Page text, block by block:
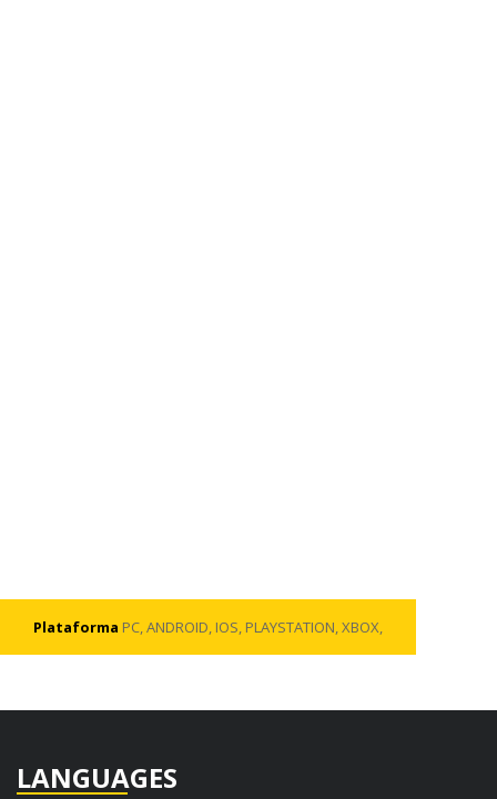
Plataforma PC, ANDROID, IOS, PLAYSTATION, XBOX,
LANGUAGES